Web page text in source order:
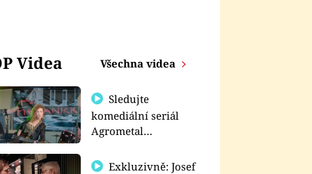
Videa Všechna videa
Sledujte
komediální seriál
Agrometal
prima+
Exkluzivně: Josef